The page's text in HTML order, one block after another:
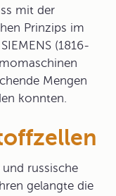
mit der
Prinzips im
(1816-
Mengen
konnten.
russische
gelangte die